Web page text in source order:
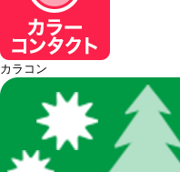
カラコン